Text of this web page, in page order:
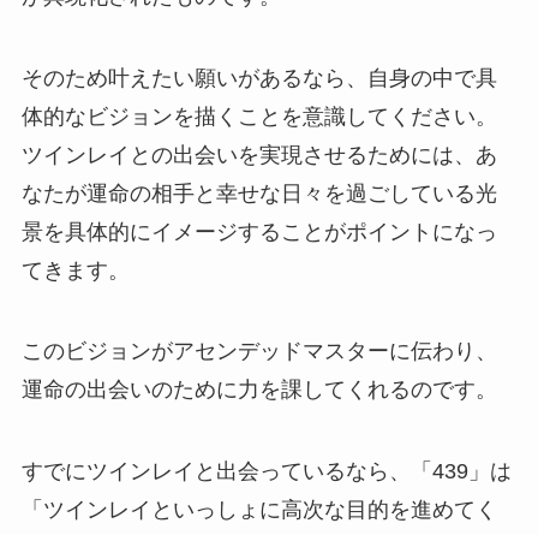
そのため叶えたい願いがあるなら、自身の中で具
体的なビジョンを描くことを意識してください。
ツインレイとの出会いを実現させるためには、あ
なたが運命の相手と幸せな日々を過ごしている光
景を具体的にイメージすることがポイントになっ
てきます。
このビジョンがアセンデッドマスターに伝わり、
運命の出会いのために力を課してくれるのです。
すでにツインレイと出会っているなら、「439」は
「ツインレイといっしょに高次な目的を進めてく